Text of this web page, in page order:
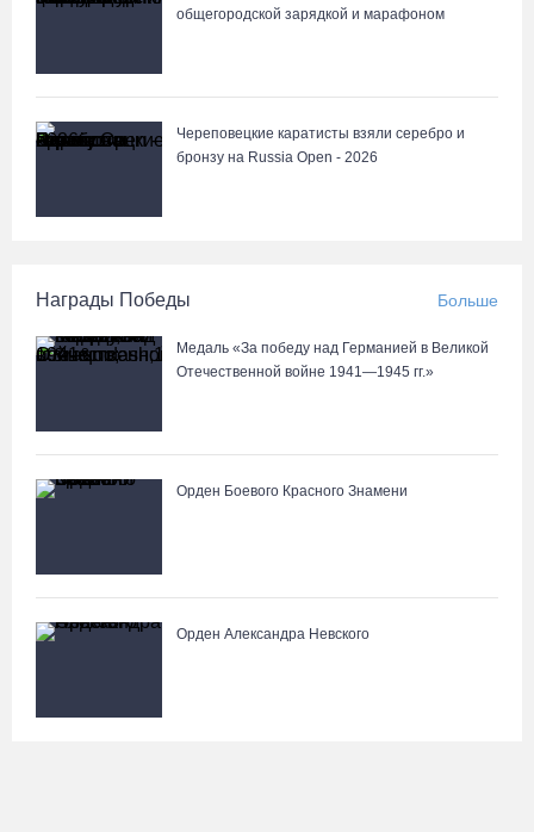
общегородской зарядкой и марафоном
Череповецкие каратисты взяли серебро и
бронзу на Russia Open - 2026
Награды Победы Больше
Медаль «За победу над Германией в Великой
Отечественной войне 1941—1945 гг.»
Орден Боевого Красного Знамени
Орден Александра Невского